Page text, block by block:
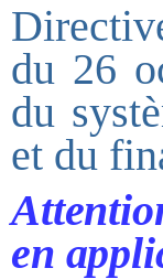
du 26
du
et du
en